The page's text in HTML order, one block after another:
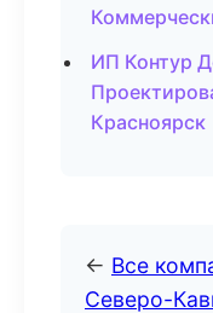
ИП Контур
Красноярск
← Все
Северо-